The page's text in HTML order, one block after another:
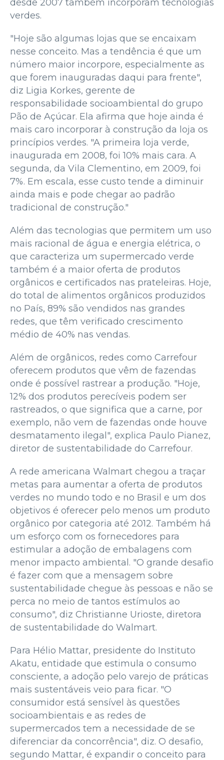
desde 2007 também incorporam tecnologias
verdes.
"Hoje são algumas lojas que se encaixam
nesse conceito. Mas a tendência é que um
número maior incorpore, especialmente as
que forem inauguradas daqui para frente",
diz Ligia Korkes, gerente de
responsabilidade socioambiental do grupo
Pão de Açúcar. Ela afirma que hoje ainda é
mais caro incorporar à construção da loja os
princípios verdes. "A primeira loja verde,
inaugurada em 2008, foi 10% mais cara. A
segunda, da Vila Clementino, em 2009, foi
7%. Em escala, esse custo tende a diminuir
ainda mais e pode chegar ao padrão
tradicional de construção."
Além das tecnologias que permitem um uso
mais racional de água e energia elétrica, o
que caracteriza um supermercado verde
também é a maior oferta de produtos
orgânicos e certificados nas prateleiras. Hoje,
do total de alimentos orgânicos produzidos
no País, 89% são vendidos nas grandes
redes, que têm verificado crescimento
médio de 40% nas vendas.
Além de orgânicos, redes como Carrefour
oferecem produtos que vêm de fazendas
onde é possível rastrear a produção. "Hoje,
12% dos produtos perecíveis podem ser
rastreados, o que significa que a carne, por
exemplo, não vem de fazendas onde houve
desmatamento ilegal", explica Paulo Pianez,
diretor de sustentabilidade do Carrefour.
A rede americana Walmart chegou a traçar
metas para aumentar a oferta de produtos
verdes no mundo todo e no Brasil e um dos
objetivos é oferecer pelo menos um produto
orgânico por categoria até 2012. Também há
um esforço com os fornecedores para
estimular a adoção de embalagens com
menor impacto ambiental. "O grande desafio
é fazer com que a mensagem sobre
sustentabilidade chegue às pessoas e não se
perca no meio de tantos estímulos ao
consumo", diz Christianne Urioste, diretora
de sustentabilidade do Walmart.
Para Hélio Mattar, presidente do Instituto
Akatu, entidade que estimula o consumo
consciente, a adoção pelo varejo de práticas
mais sustentáveis veio para ficar. "O
consumidor está sensível às questões
socioambientais e as redes de
supermercados tem a necessidade de se
diferenciar da concorrência", diz. O desafio,
segundo Mattar, é expandir o conceito para